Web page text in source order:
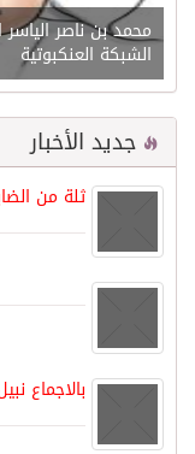
محمد بن ناصر
الشبكة العنكبوتية
جديد الأخبار
ثلة من
بالاجماع